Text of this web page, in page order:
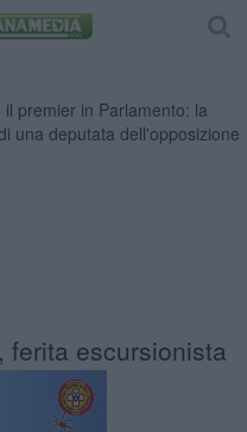
ferita escursionista